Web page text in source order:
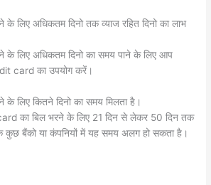
लिए अधिकतम दिनो तक व्याज रहित दिनो का लाभ
लिए अधिकतम दिनो का समय पाने के लिए आप
card का उपयोग करें।
लिए कितने दिनो का समय मिलता है।
का बिल भरने के लिए 21 दिन से लेकर 50 दिन तक
कुछ बैंको या कंपनियों में यह समय अलग हो सकता है।